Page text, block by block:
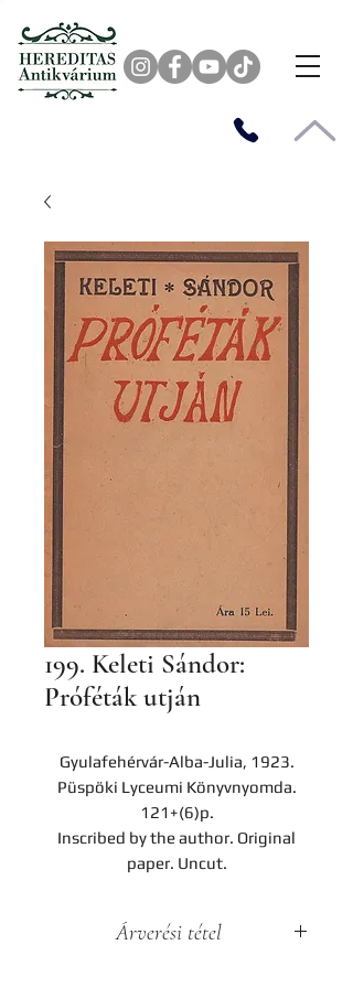
199. Keleti Sándor:
Próféták utján
Gyulafehérvár-Alba-Julia, 1923.
Püspöki Lyceumi Könyvnyomda.
121+(6)p.
Inscribed by the author. Original
paper. Uncut.
Árverési tétel